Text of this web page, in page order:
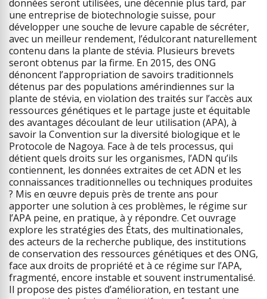
données seront utilisées, une décennie plus tard, par
une entreprise de biotechnologie suisse, pour
développer une souche de levure capable de sécréter,
avec un meilleur rendement, l’édulcorant naturellement
contenu dans la plante de stévia. Plusieurs brevets
seront obtenus par la firme. En 2015, des ONG
dénoncent l’appropriation de savoirs traditionnels
détenus par des populations amérindiennes sur la
plante de stévia, en violation des traités sur l’accès aux
ressources génétiques et le partage juste et équitable
des avantages découlant de leur utilisation (APA), à
savoir la Convention sur la diversité biologique et le
Protocole de Nagoya. Face à de tels processus, qui
détient quels droits sur les organismes, l’ADN qu’ils
contiennent, les données extraites de cet ADN et les
connaissances traditionnelles ou techniques produites
? Mis en œuvre depuis près de trente ans pour
apporter une solution à ces problèmes, le régime sur
l’APA peine, en pratique, à y répondre. Cet ouvrage
explore les stratégies des États, des multinationales,
des acteurs de la recherche publique, des institutions
de conservation des ressources génétiques et des ONG,
face aux droits de propriété et à ce régime sur l’APA,
fragmenté, encore instable et souvent instrumentalisé.
Il propose des pistes d’amélioration, en testant une